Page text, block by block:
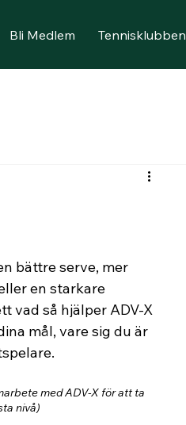
Bli Medlem Tennisklubben
bättre serve, mer
en starkare
vad så hjälper ADV-X
mål, vare sig du är
med ADV-X för att ta
nivå)